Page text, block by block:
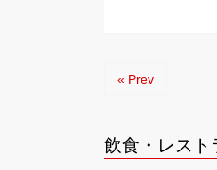
« Prev
飲食・レスト